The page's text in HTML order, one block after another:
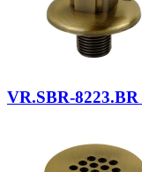
VR.SBR-8223.BR